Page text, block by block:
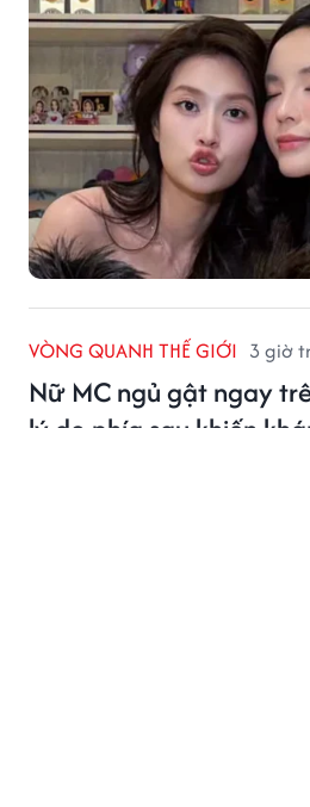
VÒNG QUANH THẾ GIỚI 3 giờ
Nữ MC ngủ gật ngay
lý do phía sau khiến